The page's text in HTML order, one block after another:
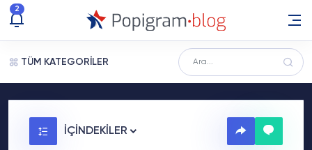
2
TÜM KATEGORİLER
İÇİNDEKİLER